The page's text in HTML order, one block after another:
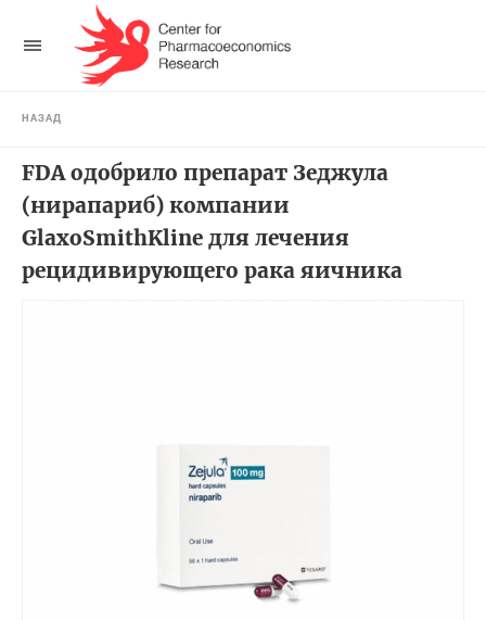
НАЗАД
FDA одобрило препарат Зеджула
(нирапариб) компании
GlaxoSmithKline для лечения
рецидивирующего рака яичника